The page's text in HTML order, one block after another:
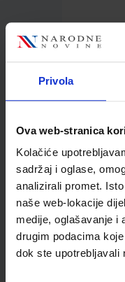
Privola
Ova web-stranica
Kolačiće
sadržaj i oglase,
analizirali promet.
naše web-lokacije
medije, oglašavanje i
drugim podacima
dok ste upotrebljavali
Kupci
Ljepilo